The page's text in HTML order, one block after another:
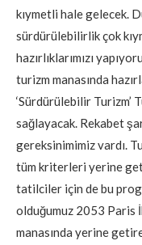
kıymetli hale gelecek.
sürdürülebilirlik çok
hazırlıklarımızı
turizm manasında
‘Sürdürülebilir Turizm’
sağlayacak. Rekabet
gereksinimimiz vardı.
tüm kriterleri yerine
tatilciler için de bu
olduğumuz 2053 Paris
manasında yerine